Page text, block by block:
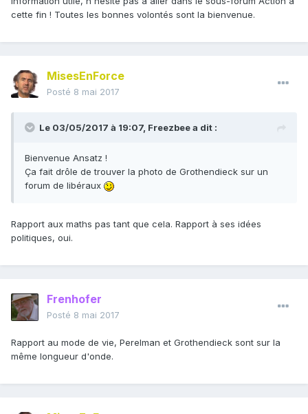
cette fin ! Toutes les bonnes volontés sont la bienvenue.
MisesEnForce
Posté 8 mai 2017
Le 03/05/2017 à 19:07, Freezbeea dit :
Bienvenue Ansatz !
Ça fait drôle de trouver la photo de Grothendieck sur un
forum de libéraux
Rapport aux maths pas tant que cela. Rapport à ses idées
politiques, oui.
Frenhofer
Posté 8 mai 2017
Rapport au mode de vie, Perelman et Grothendieck sont sur la
même longueur d'onde.